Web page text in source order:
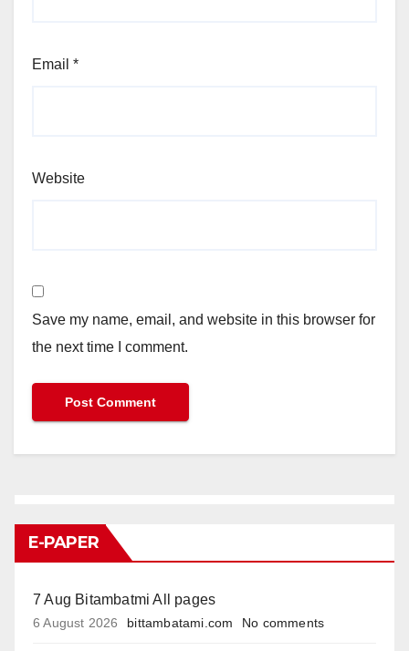
Email *
Website
Save my name, email, and website in this browser for
the next time I comment.
E-PAPER
7 Aug Bitambatmi All pages
6 August 2026 bittambatami.com No comments